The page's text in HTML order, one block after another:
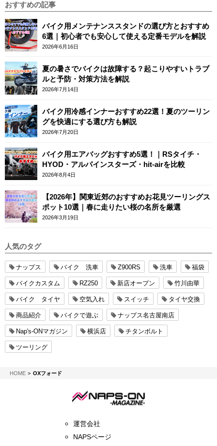
おすすめの記事
バイク用メンテナンススタンドの選び方とおすすめ
6選｜初心者でも安心して使える定番モデルを解説
2026年6月16日
夏の暑さでバイクは故障する？起こりやすいトラブ
ルと予防・対策方法を解説
2026年7月14日
バイク用冷感インナーおすすめ22選！夏のツーリン
グを快適にする選び方も解説
2026年7月20日
バイク用エアバッグおすすめ5選！｜RSタイチ・
HYOD・アルパインスターズ・hit-airを比較
2026年8月4日
【2026年】関東近郊のおすすめお花見ツーリングス
ポット10選｜春に走りたい桜の名所を厳選
2026年3月19日
人気のタグ
ナップス バイク 洗車 Z900RS 洗車 福袋
バイクカスタム RZ250 新店オープン 竹川由華
バイク タイヤ 空気入れ スイッチ タイヤ交換
商品紹介 バイクで遊ぶ ナップス名古屋南店
Nap's-ONマガジン 横浜店 チタンボルト
ツーリング
HOMENAPS-ON マガジン
OXフォード
運営会社
NAPSページ